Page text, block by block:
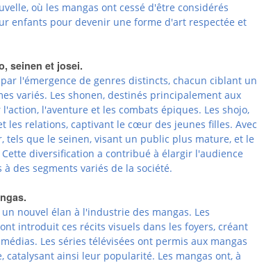
où les mangas ont cessé d'être considérés
enfants pour devenir une forme d'art respectée et
seinen et josei.
l'émergence de genres distincts, chacun ciblant un
variés. Les shonen, destinés principalement aux
l'aventure et les combats épiques. Les shojo,
les relations, captivant le cœur des jeunes filles. Avec
tels que le seinen, visant un public plus mature, et le
diversification a contribué à élargir l'audience
des segments variés de la société.
nouvel élan à l'industrie des mangas. Les
introduit ces récits visuels dans les foyers, créant
Les séries télévisées ont permis aux mangas
ainsi leur popularité. Les mangas ont, à